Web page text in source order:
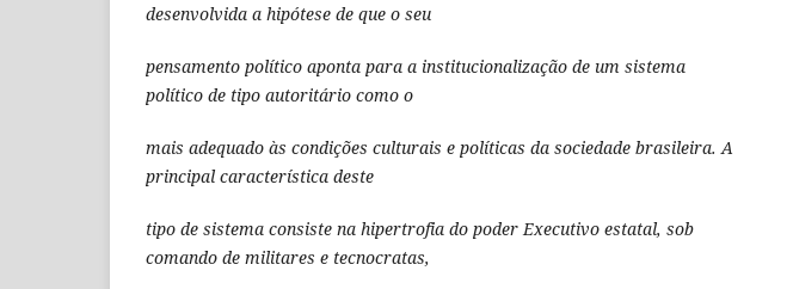
desenvolvida a hipótese de que o seu
pensamento político aponta para a institucionalização de um sistema
político de tipo autoritário como o
mais adequado às condições culturais e políticas da sociedade brasileira. A
principal característica deste
tipo de sistema consiste na hipertrofia do poder Executivo estatal, sob
comando de militares e tecnocratas,